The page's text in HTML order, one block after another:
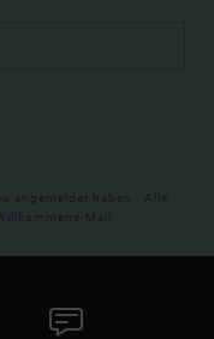
angemeldet haben - Alle
Mail